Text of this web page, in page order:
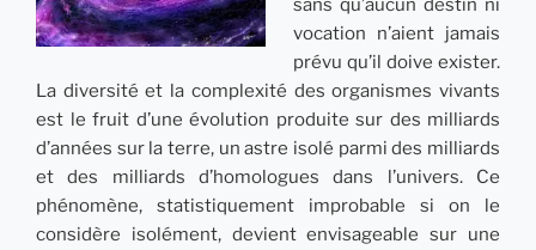
vocation n’aient jamais
prévu qu’il doive exister.
La diversité et la complexité des organismes vivants
est le fruit d’une évolution produite sur des milliards
d’années sur la terre, un astre isolé parmi des milliards
et des milliards d’homologues dans l’univers. Ce
phénomène, statistiquement improbable si on le
considère isolément, devient envisageable sur une